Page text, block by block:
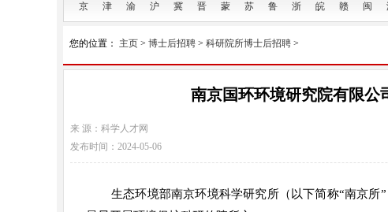
京 津 渝 沪 冀 晋 蒙 苏 鲁 浙 皖 赣 闽
您的位置： 主页 > 博士后招聘 > 科研院所博士后招聘 >
南京国环环境研究院有限公
来 源：科学人才网
发布时间：2024-05-06
生态环境部南京环境科学研究所（以下简称“南京所